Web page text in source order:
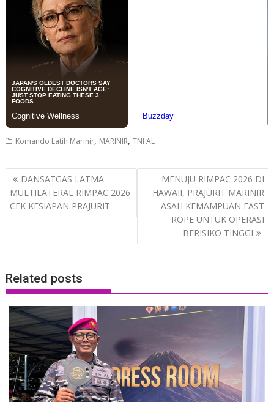
Komando Latih Marinir, MARINIR,TNI AL
Post
navigation
DANSATGAS LATMA
MULTILATERAL RIMPAC 2026
CEK KESIAPAN PRAJURIT
MENUJU RIMPAC 2026 DI
HAWAII, PRAJURIT MARINIR
ASAH KEMAMPUAN FAST
ROPE UNTUK OPERASI
BERISIKO TINGGI
Related posts